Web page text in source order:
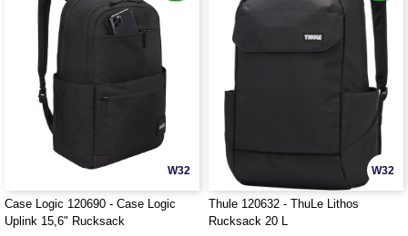
W32
Case Logic 120690 - Case Logic
Uplink 15,6" Rucksack
W32
Thule 120632 - ThuLe Lithos
Rucksack 20 L